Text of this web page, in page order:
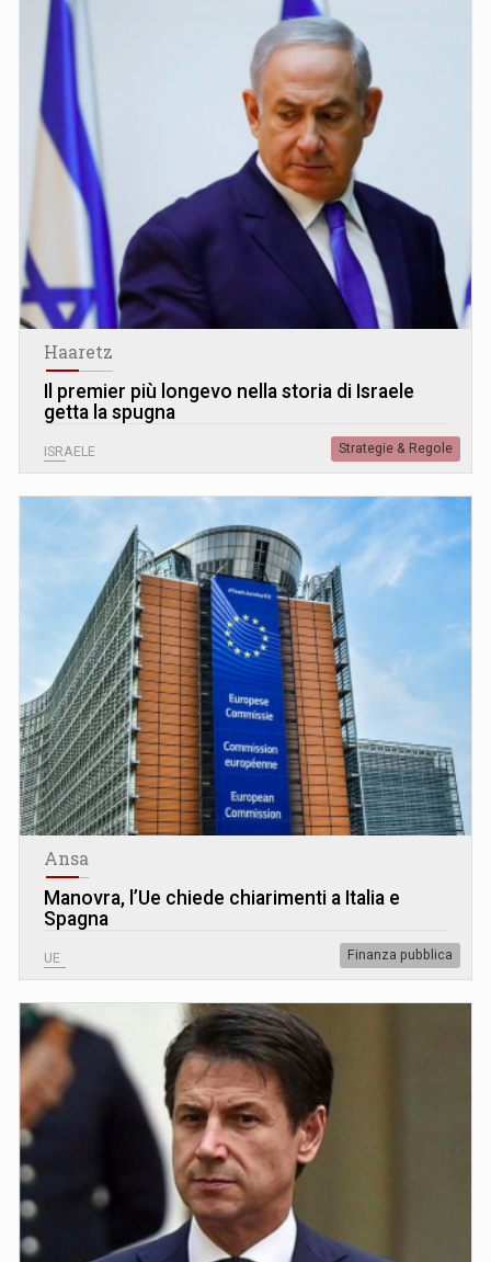
Haaretz
Il premier più longevo nella storia di Israele
getta la spugna
ISRAELE Strategie & Regole
Ansa
Manovra, l’Ue chiede chiarimenti a Italia e
Spagna
UE Finanza pubblica